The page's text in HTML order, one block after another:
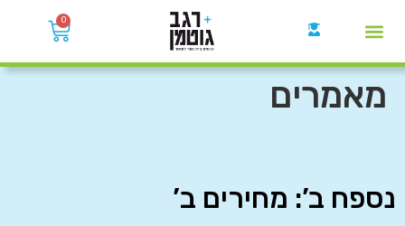
0
מאמרים
נספח ב’: מחירים ב’